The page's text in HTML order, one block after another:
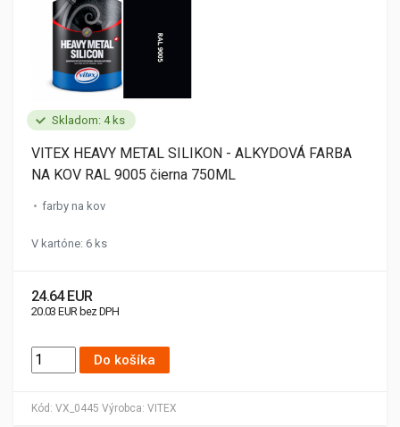
Skladom: 4 ks
Kód: VX_0445 Výrobca: VITEX
VITEX HEAVY METAL SILIKON - ALKYDOVÁ FARBA
NA KOV RAL 9005 čierna 750ML
farby na kov
V kartóne: 6 ks
24.64 EUR
20.03 EUR bez DPH
Do košíka